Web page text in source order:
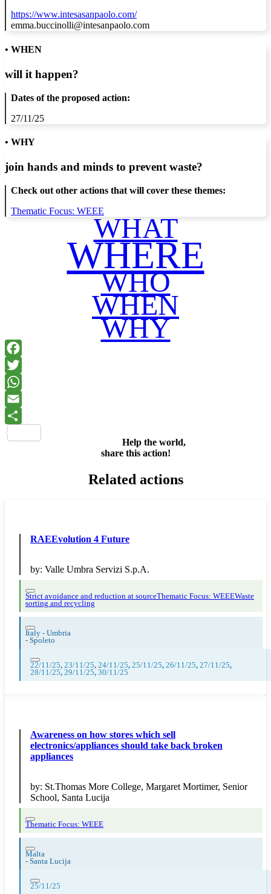
https://www.intesasanpaolo.com/
emma.buccinolli@intesanpaolo.com
• WHEN
will it happen?
Dates of the proposed action:
27/11/25
• WHY
join hands and minds to prevent waste?
Check out other actions that will cover these themes:
Thematic Focus: WEEE
WHAT
WHERE
WHO
WHEN
WHY
Help the world,
share this action!
Related actions
RAEEvolution 4 Future
by: Valle Umbra Servizi S.p.A.
Strict avoidance and reduction at sourceThematic Focus: WEEEWaste
sorting and recycling
Italy - Umbria
- Spoleto
22/11/25, 23/11/25, 24/11/25, 25/11/25, 26/11/25, 27/11/25,
28/11/25, 29/11/25, 30/11/25
Awareness on how stores which sell
electronics/appliances should take back broken
appliances
by: St.Thomas More College, Margaret Mortimer, Senior
School, Santa Lucija
Thematic Focus: WEEE
Malta
- Santa Lucija
25/11/25